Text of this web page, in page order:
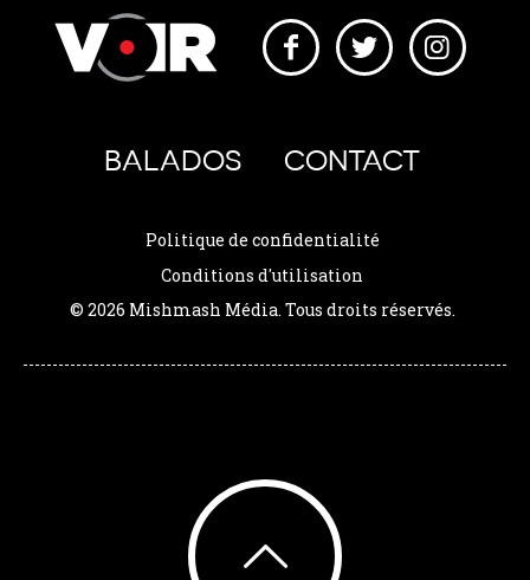
BALADOS CONTACT
Politique de confidentialité
Conditions d'utilisation
© 2026 Mishmash Média. Tous droits réservés.